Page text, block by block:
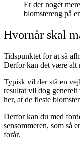
Er der noget
blomstereng på
Hvornår skal
Tidspunktet for at så
Derfor kan det være alt
Typisk vil der stå en
resultat vil dog generelt
her, at de fleste
Derfor kan du med
sensommeren, som så
forår.